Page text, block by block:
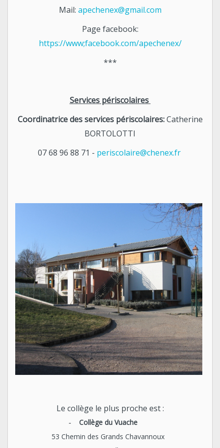
Mail: apechenex@gmail.com
Page facebook:
https://www;facebook.com/apechenex/
***
Services périscolaires
Coordinatrice des services périscolaires:Catherine
BORTOLOTTI
07 68 96 88 71 - periscolaire@chenex.fr
Le collège le plus proche est :
- Collège du Vuache
53 Chemin des Grands Chavannoux